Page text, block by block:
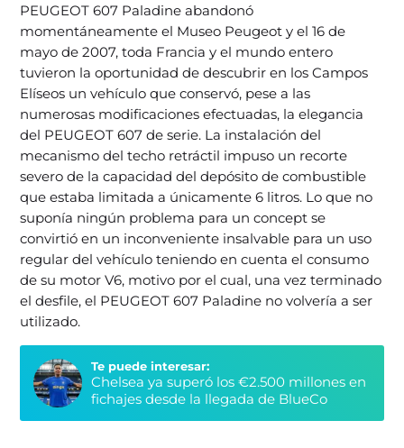
PEUGEOT 607 Paladine abandonó
momentáneamente el Museo Peugeot y el 16 de
mayo de 2007, toda Francia y el mundo entero
tuvieron la oportunidad de descubrir en los Campos
Elíseos un vehículo que conservó, pese a las
numerosas modificaciones efectuadas, la elegancia
del PEUGEOT 607 de serie. La instalación del
mecanismo del techo retráctil impuso un recorte
severo de la capacidad del depósito de combustible
que estaba limitada a únicamente 6 litros. Lo que no
suponía ningún problema para un concept se
convirtió en un inconveniente insalvable para un uso
regular del vehículo teniendo en cuenta el consumo
de su motor V6, motivo por el cual, una vez terminado
el desfile, el PEUGEOT 607 Paladine no volvería a ser
utilizado.
Te puede interesar:
Chelsea ya superó los €2.500 millones en
fichajes desde la llegada de BlueCo